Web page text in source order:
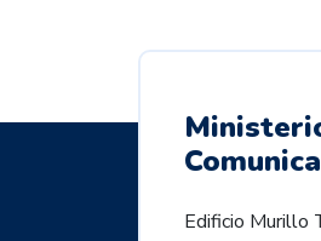
Edificio Murillo